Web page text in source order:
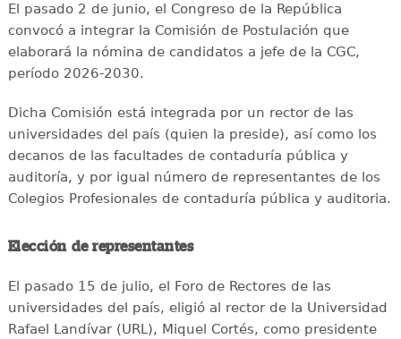
El pasado 2 de junio, el Congreso de la República
convocó a integrar la Comisión de Postulación que
elaborará la nómina de candidatos a jefe de la CGC,
período 2026-2030.
Dicha Comisión está integrada por un rector de las
universidades del país (quien la preside), así como los
decanos de las facultades de contaduría pública y
auditoría, y por igual número de representantes de los
Colegios Profesionales de contaduría pública y auditoria.
Elección de representantes
El pasado 15 de julio, el Foro de Rectores de las
universidades del país, eligió al rector de la Universidad
Rafael Landívar (URL), Miquel Cortés, como presidente